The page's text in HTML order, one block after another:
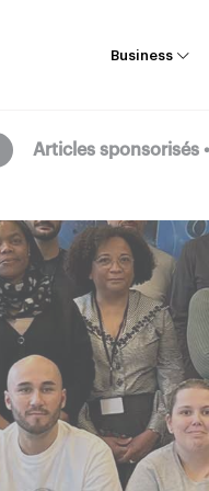
Business
Articles sponsorisés
Articles sponsorisés